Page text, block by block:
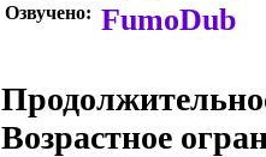
Озвучено: FumoDub
Возрастное